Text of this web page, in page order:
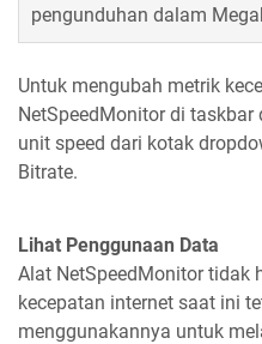
pengunduhan dalam
Untuk mengubah metrik
NetSpeedMonitor di taskbar
unit speed dari kotak
Bitrate.
Lihat Penggunaan Data
Alat NetSpeedMonitor tidak
kecepatan internet saat ini
menggunakannya untuk